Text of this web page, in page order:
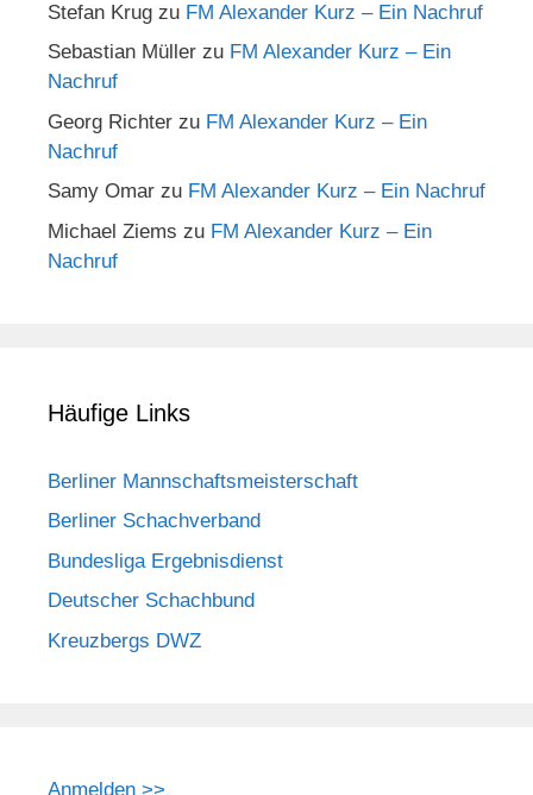
Stefan Krug zu FM Alexander Kurz – Ein Nachruf
Sebastian Müller zu FM Alexander Kurz – Ein
Nachruf
Georg Richter zu FM Alexander Kurz – Ein
Nachruf
Samy Omar zu FM Alexander Kurz – Ein Nachruf
Michael Ziems zu FM Alexander Kurz – Ein
Nachruf
Häufige Links
Berliner Mannschaftsmeisterschaft
Berliner Schachverband
Bundesliga Ergebnisdienst
Deutscher Schachbund
Kreuzbergs DWZ
Anmelden >>